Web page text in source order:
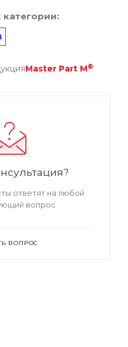
категории:
Master Part M®
ответят на любой
вопрос
ВОПРОС